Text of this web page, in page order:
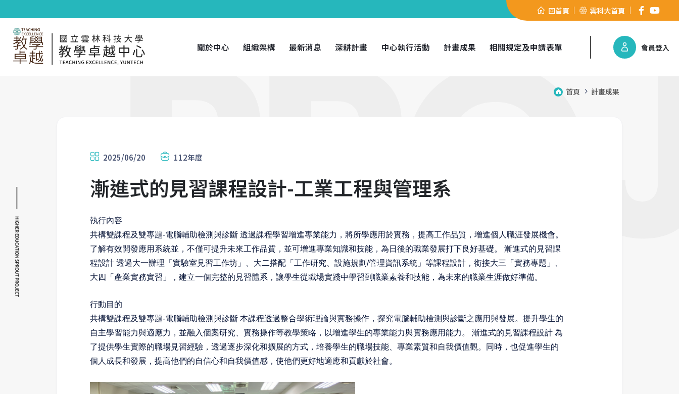
回首頁 雲科大首頁
關於中心 組織架構 最新消息 深耕計畫 中心執行活動 計畫成果 相關規定及申請表單 會員登入
首頁 計畫成果
2025/06/20 112年度
漸進式的見習課程設計-工業工程與管理系
執行內容
共構雙課程及雙專題-電腦輔助檢測與診斷 透過課程學習增進專業能力，將所學應用於實務，提高工作品質，增進個人職涯發展機會。
了解有效開發應用系統並，不僅可提升未來工作品質，並可增進專業知識和技能，為日後的職業發展打下良好基礎。
漸進式的見習課
程設計 透過大一辦理「實驗室見習工作坊」、大二搭配「工作研究、設施規劃/管理資訊系統」等課程設計，銜接大三「實務專題」、
大四「產業實務實習」，建立一個完整的見習體系，讓學生從職場實踐中學習到職業素養和技能，為未來的職業生涯做好準備。
行動目的
共構雙課程及雙專題-電腦輔助檢測與診斷 本課程透過整合學術理論與實務操作，探究電腦輔助檢測與診斷之應用與發展。提升學生的
自主學習能力與適應力，並融入個案研究、實務操作等教學策略，以增進學生的專業能力與實務應用能力。
漸進式的見習課程設計 為
了提供學生實際的職場見習經驗，透過逐步深化和擴展的方式，培養學生的職場技能、專業素質和自我價值觀。同時，也促進學生的
個人成長和發展，提高他們的自信心和自我價值感，使他們更好地適應和貢獻於社會。